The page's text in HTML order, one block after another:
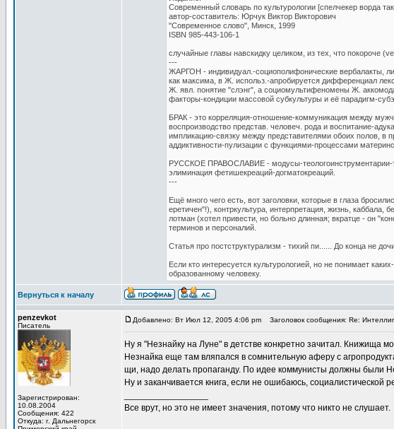
Современный словарь по культурологии [спелчекер ворда
автор-составитель: Юрчук Виктор Викторович
"Современное слово", Минск, 1999
ISBN 985-443-106-1
случайные главы навскидку целиком, из тех, что покороче
---
ЖАРГОН - индивидуал.-социополифонические вербалакты,
как максима, в Ж. использ.-апробируется дифференциал
Ж. явл. понятие "слэнг", а социомультифеномены Ж.
факторы-кондиции массовой субкультуры и её парадигм-
БРАК - это корреляция-отношение-коммуникация между
воспроизводство представ. человеч. рода и воспитание-
импликацию-связку между представителями обоих полов, в
аддиктивности-пулизации с функциями-процессами
РУССКОЕ ПРАВОСЛАВИЕ - модусы-теологоинструментарии-
элиминация фетишекреаций-догматокреаций.
---
Ещё много чего есть, вот заголовки, которые в глаза
еретичен"!), контркультура, интерпретация, жизнь, каббала,
лотман (хотел привести, но больно длинная; вкратце - он
терминов и персоналий.
Статья про постструктурализм - тихий пи...... До конца не
Если кто интересуется культурологией, но не понимает
образованному человеку.
Вернуться к началу
penzevkot
Писатель
Зарегистрирован:
10.08.2004
Сообщения: 422
Откуда: г. Дальнегорск
Добавлено: Вт Июл 12, 2005 4:06 pm Заголовок сообщения: Re:
Ну я "Незнайку на Луне" в детстве конкретно зачитал. Книжища
Незнайка еще там вляпался в сомнительную аферу с
щи, надо делать пропаганду. По идее коммунисты должны были
Ну и заканчивается книга, если не ошибаюсь,
Все врут, но это не имеет значения, потому что никто не слушает.